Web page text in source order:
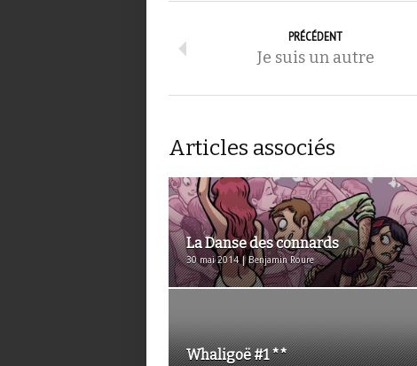
PRÉCÉDENT
Je suis un autre
Articles associés
La Danse des connards
30 mai 2014 | Benjamin Roure
Whaligoë #1 **